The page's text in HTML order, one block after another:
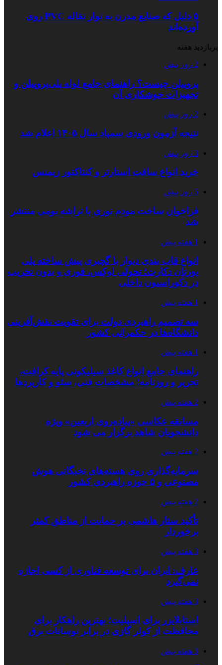
۵ دلیل که صنایع مدرن به نوار نقاله PVC روی
آورده‌اند
پربازدید هفته
2 روز پیش
پروپیلن چیست؟ راهنمای جامع لوله پلی‌پروپیلن و
تجهیزات جوشکاری آن
2 روز پیش
نتیجه آزمون ورودی سمپاد سال ۱۴۰۵ اعلام شد
3 روز پیش
خرید انواع سافت استارتر و کنتاکتور زیمنس
5 روز پیش
فراخوان ساخت مودم نوری با تراشه بومی منتشر
شد
1 هفته پیش
انواع قاب بندی دیوار با گچبری پیش ساخته پلی
یورتان دکارت؛ تحولی لوکس، فوری و بدون تخریب
در دکوراسیون داخلی
1 هفته پیش
سه تصمیم راهبردی دولت برای تقویت نقش‌آفرینی
دانشگاه‌ها در حکمرانی کشور
1 هفته پیش
راهنمای جامع انواع کاغذ سیلیکونی پایه کرافت،
تحریر و روزنامه؛ مشخصات فنی، سئو و کاربردها
2 هفته پیش
مسابقه عکاسی «پیاده‌روی اربعین» ویژه
دانشجویان شاهد برگزار می شود
2 هفته پیش
سرمایه‌گذاری روی هسته‌های نخبگانی هوش
مصنوعی و ۵ حوزه راهبردی کشور
2 هفته پیش
تأکید ستار هاشمی بر حمایت از مناطق کمتر
برخوردار
3 هفته پیش
عارف: ایران برای توسعه فناوری از کسی اجازه
نمی‌گیرد
3 هفته پیش
استابلایزر برای اسپلیت؛ بهترین راهکار برای
محافظت از کولر گازی در برابر نوسانات برق
3 هفته پیش